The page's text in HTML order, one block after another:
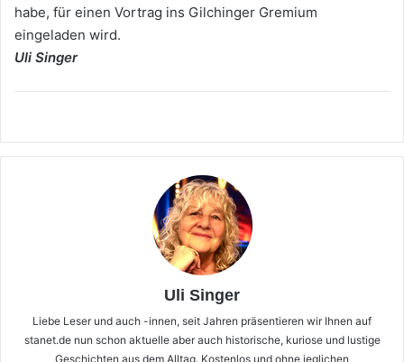
habe, für einen Vortrag ins Gilchinger Gremium
eingeladen wird.
Uli Singer
Uli Singer
Liebe Leser und auch -innen, seit Jahren präsentieren wir Ihnen auf
stanet.de nun schon aktuelle aber auch historische, kuriose und lustige
Geschichten aus dem Alltag. Kostenlos und ohne jeglichen